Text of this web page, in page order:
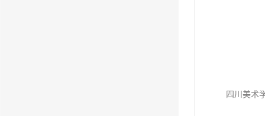
四川美术